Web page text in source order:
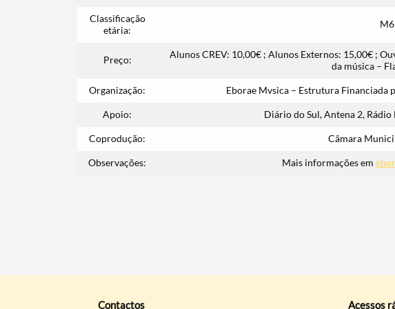
Classificação
etária:
M6
Preço:
Alunos CREV: 10,00€ ; Alunos Externos: 15,00€ ;
da música –
Organização: Eborae Mvsica – Estrutura Financiada
Apoio: Diário do Sul, Antena 2, Rádio
Coprodução: Câmara
Observações: Mais informações em
Contactos Acessos